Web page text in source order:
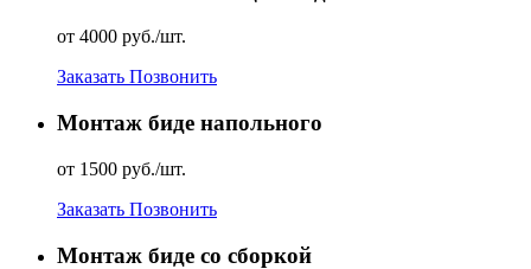
от 4000 руб./шт.
Заказать Позвонить
Монтаж биде напольного
от 1500 руб./шт.
Заказать Позвонить
Монтаж биде со сборкой